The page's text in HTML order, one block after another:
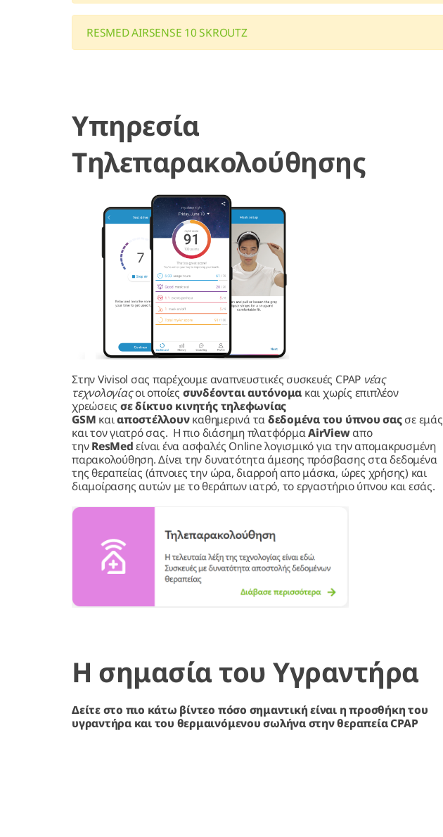
RESMED AIRSENSE 10 SKROUTZ
Υπηρεσία
Τηλεπαρακολούθησης
Στην Vivisol σας παρέχουμε αναπνευστικές συσκευές CPAP νέας
τεχνολογίαςοι οποίες συνδέονται αυτόνομα και χωρίς επιπλέον
χρεώσεις σε δίκτυο κινητής τηλεφωνίας
GSM καιαποστέλλουνκαθημερινά ταδεδομένα του ύπνου σαςσε εμάς
και τον γιατρό σας. Η πιο διάσημη πλατφόρμαAirViewαπο
τηνResMedείναι ένα ασφαλές Online λογισμικό για την απομακρυσμένη
παρακολούθηση. Δίνει την δυνατότητα άμεσης πρόσβασης στα δεδομένα
της θεραπείας (άπνοιες την ώρα, διαρροή απο μάσκα, ώρες χρήσης) και
διαμοίρασης αυτών με το θεράπων ιατρό, το εργαστήριο ύπνου και εσάς.
Η σημασία του Υγραντήρα
Δείτε στο πιο κάτω βίντεο πόσο σημαντική είναι η προσθήκη του
υγραντήρα και του θερμαινόμενου σωλήνα στην θεραπεία CPAP